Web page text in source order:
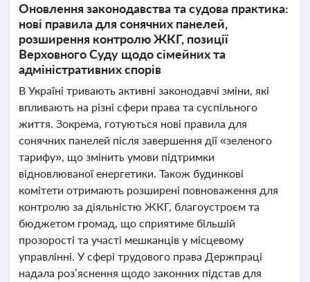
Оновлення законодавства та судова практика:
нові правила для сонячних панелей,
розширення контролю ЖКГ, позиції
Верховного Суду щодо сімейних та
адміністративних спорів
В Україні тривають активні законодавчі зміни, які
впливають на різні сфери права та суспільного
життя. Зокрема, готуються нові правила для
сонячних панелей після завершення дії «зеленого
тарифу», що змінить умови підтримки
відновлюваної енергетики. Також будинкові
комітети отримають розширені повноваження для
контролю за діяльністю ЖКГ, благоустроєм та
бюджетом громад, що сприятиме більшій
прозорості та участі мешканців у місцевому
управлінні. У сфері трудового права Держпраці
надала роз’яснення щодо законних підстав для